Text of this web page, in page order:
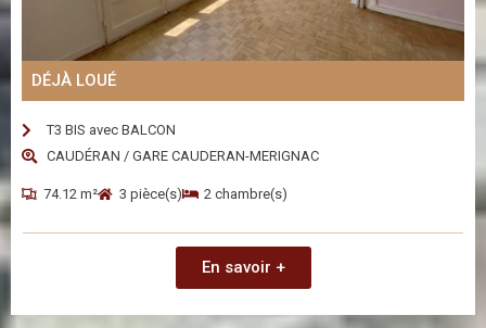
DÉJÀ LOUÉ
T3 BIS avec BALCON
CAUDÉRAN / GARE CAUDERAN-MERIGNAC
74.12 m² 3 pièce(s) 2 chambre(s)
En savoir +